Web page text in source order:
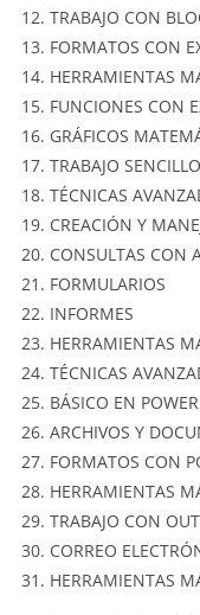
TRABAJO CON
FORMATOS CON
HERRAMIENTAS
FUNCIONES CON
GRÁFICOS
TRABAJO
TÉCNICAS
CREACIÓN Y
CONSULTAS CON
FORMULARIOS
INFORMES
HERRAMIENTAS
TÉCNICAS
BÁSICO EN
ARCHIVOS Y
FORMATOS CON
HERRAMIENTAS
TRABAJO CON
CORREO
HERRAMIENTAS